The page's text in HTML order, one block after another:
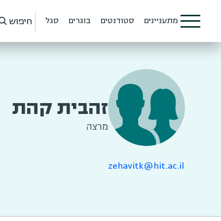
מתעניינים סטודנטים בוגרים סגל חיפוש
zehavitk@hit.ac.il
זהבית קהת
מרצה